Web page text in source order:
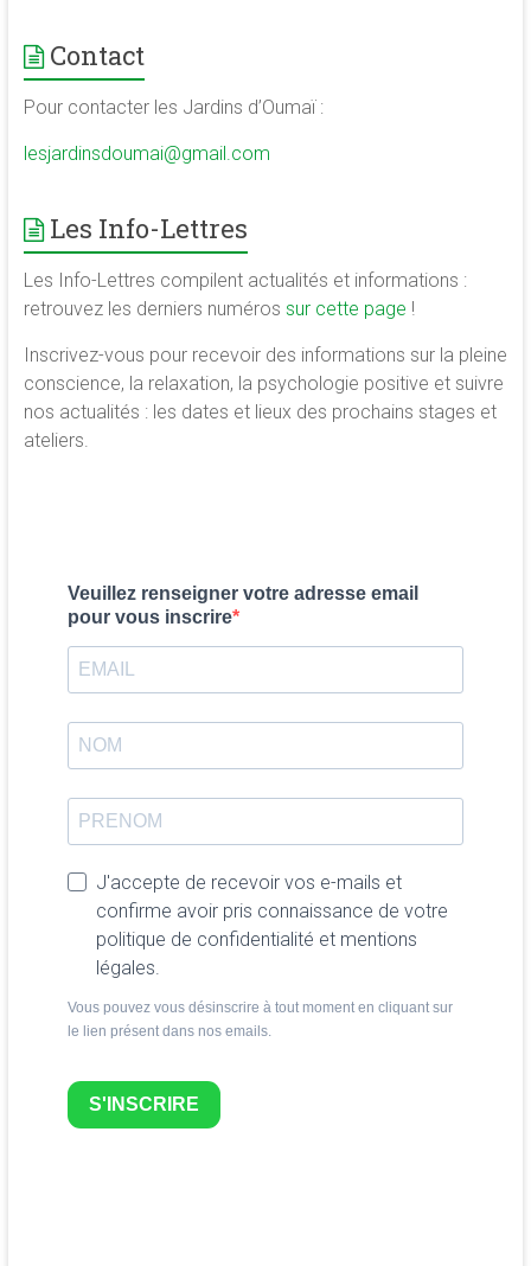
Contact
Pour contacter les Jardins d’Oumaï :
lesjardinsdoumai@gmail.com
Les Info-Lettres
Les Info-Lettres compilent actualités et informations :
retrouvez les derniers numéros sur cette page !
Inscrivez-vous pour recevoir des informations sur la pleine
conscience, la relaxation, la psychologie positive et suivre
nos actualités : les dates et lieux des prochains stages et
ateliers.
Veuillez renseigner votre adresse email
pour vous inscrire
J'accepte de recevoir vos e-mails et
confirme avoir pris connaissance de votre
politique de confidentialité et mentions
légales.
Vous pouvez vous désinscrire à tout moment en cliquant sur
le lien présent dans nos emails.
S'INSCRIRE